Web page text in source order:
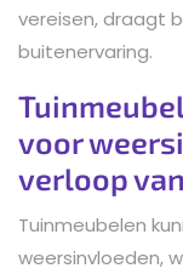
vereisen, draagt
buitenervaring.
voor
verloop
Tuinmeubelen
weersinvloeden,